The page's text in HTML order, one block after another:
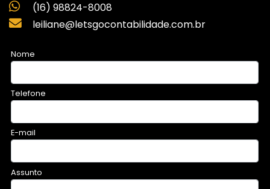
(16) 98824-8008
leiliane@letsgocontabilidade.com.br
Nome
Telefone
E-mail
Assunto